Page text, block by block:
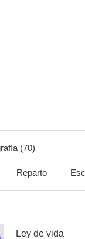
6.0
(70)
Reparto
Ley de vida